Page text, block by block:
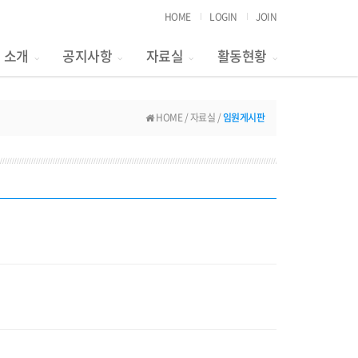
HOME LOGIN JOIN
소개 공지사항 자료실 활동현황
HOME / 자료실 /임원게시판